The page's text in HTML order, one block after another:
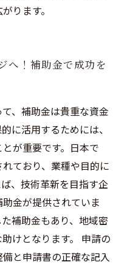
ります。
へ！補助金で成功を
、補助金は貴重な資金
に活用するためには、
が重要です。日本で
ており、業種や目的に
、技術革新を目指す企
金が提供されていま
補助金もあり、地域密
けとなります。 申請の
と申請書の正確な記入